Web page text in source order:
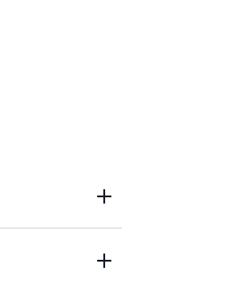
신가요?